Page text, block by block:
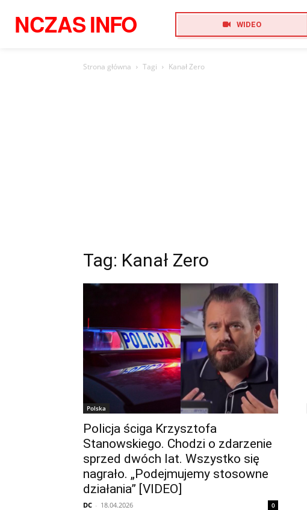
NCZASINFO WIDEO
Strona główna Tagi Kanał Zero
Tag: Kanał Zero
Polska
Policja ściga Krzysztofa
Stanowskiego. Chodzi o zdarzenie
sprzed dwóch lat. Wszystko się
nagrało. „Podejmujemy stosowne
działania” [VIDEO]
DC - 18.04.2026 0